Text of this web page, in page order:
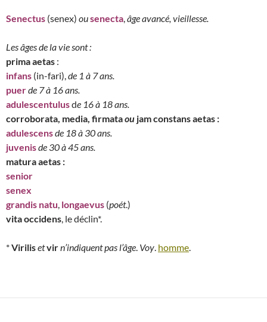
Senectus (senex) ousenecta,âge avancé, vieillesse.
Les âges de la vie sont :
prima aetas :
infans (in-fari),de 1 à 7 ans.
puerde 7 à 16 ans.
adulescentulusde 16 à 18 ans.
corroborata, media, firmataou jam constans aetas :
adulescensde 18 à 30 ans.
juvenisde 30 à 45 ans.
matura aetas :
senior
senex
grandis natu, longaevus (poét.)
vita occidens, le déclin*.
*Virilisetvirn’indiquent pas l’âge. Voy. homme.